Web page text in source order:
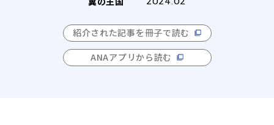
紹介された記事を冊子で読む
ANAアプリから読む